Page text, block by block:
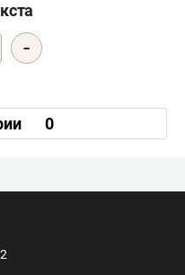
-
0